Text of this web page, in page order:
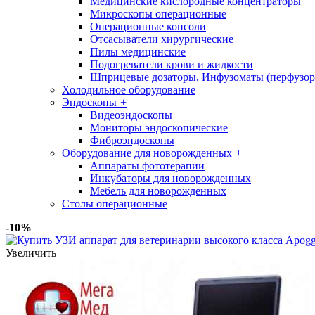
Микроскопы операционные
Операционные консоли
Отсасыватели хирургические
Пилы медицинские
Подогреватели крови и жидкости
Шприцевые дозаторы, Инфузоматы
Холодильное оборудование
Эндоскопы +
Видеоэндоскопы
Мониторы эндоскопические
Фиброэндоскопы
Оборудование для новорожденных +
Аппараты фототерапии
Инкубаторы для новорожденных
Мебель для новорожденных
Столы операционные
-10%
Увеличить